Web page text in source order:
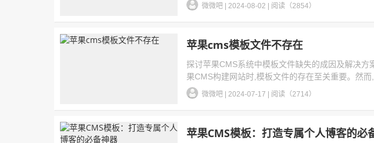
微微吧 2024-08-02 阅读（2854）
苹果cms模板文件不存在
探讨苹果CMS系统中模板文件缺失的成因及解决方
果CMS构建网站时,模板文件的存在至关重要。然而,
微微吧 2024-07-17 阅读（2714）
苹果CMS模板：打造专属个人博客的必